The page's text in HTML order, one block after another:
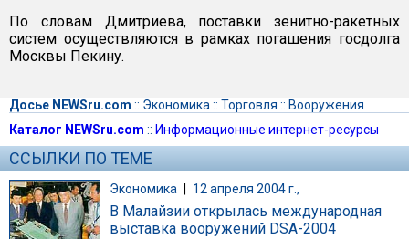
По словам Дмитриева, поставки зенитно-ракетных
систем осуществляются в рамках погашения госдолга
Москвы Пекину.
Досье NEWSru.com :: Экономика:: Торговля :: Вооружения
Каталог NEWSru.com :: Информационные интернет-ресурсы
ССЫЛКИ ПО ТЕМЕ
Экономика 12 апреля 2004 г.,
В Малайзии открылась международная
выставка вооружений DSA-2004